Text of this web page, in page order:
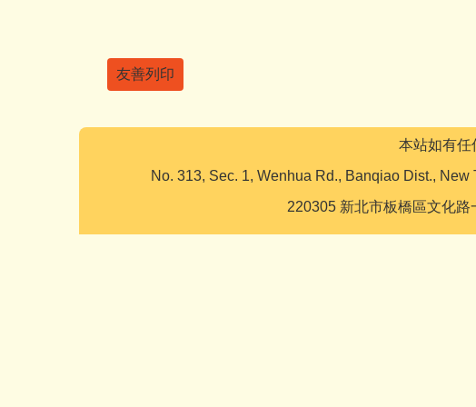
友善列印
本站如有任
No. 313, Sec. 1, Wenhua Rd., Banqiao Dist.,
220305 新北市板橋區文化